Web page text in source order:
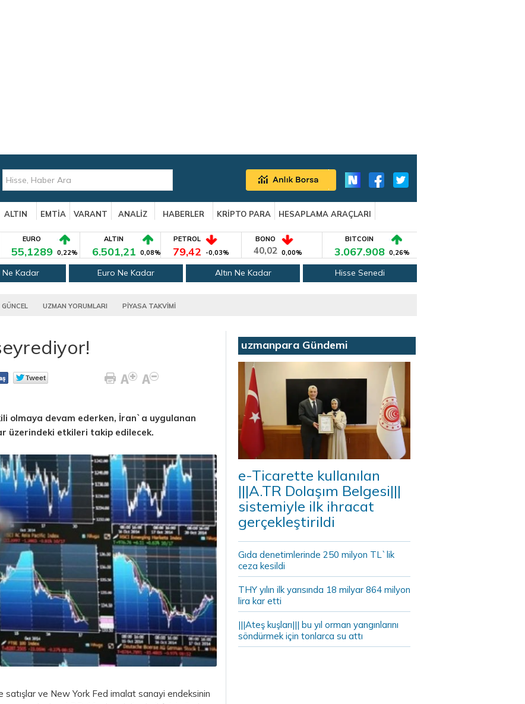
ALTIN EMTİA VARANT ANALİZ HABERLER KRİPTO PARA
HESAPLAMA ARAÇLARI
EURO
55,1289 0,22%
ALTIN
6.501,21 0,08%
PETROL
79,42 -0,03%
BONO
40,02 0,00%
BITCOIN
3.067.908 0,26%
Kadar Euro Ne Kadar Altın Ne Kadar Hisse Senedi
GÜNCEL UZMAN YORUMLARI PİYASA TAKVİMİ
olmaya devam ederken, İran`a uygulanan
üzerindeki etkileri takip edilecek.
satışlar ve New York Fed imalat sanayi endeksinin
uzmanpara Gündemi
e-Ticarette kullanılan
|||A.TR Dolaşım Belgesi|||
sistemiyle ilk ihracat
gerçekleştirildi
Gıda denetimlerinde 250 milyon TL`lik
ceza kesildi
THY yılın ilk yarısında 18 milyar 864 milyon
lira kar etti
|||Ateş kuşları||| bu yıl orman yangınlarını
söndürmek için tonlarca su attı